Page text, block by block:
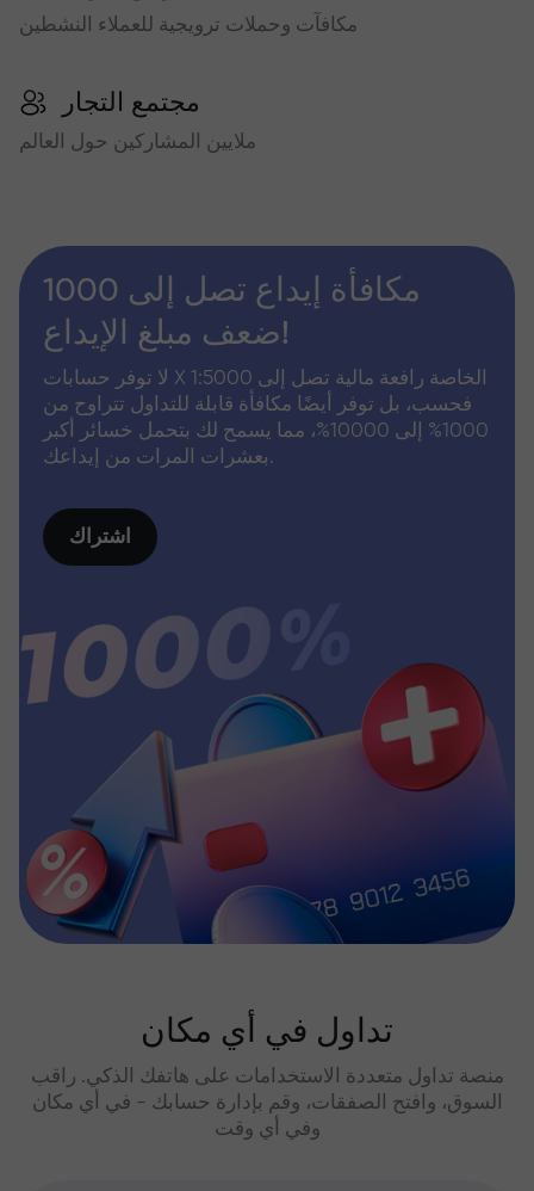
مكافآت وحملات ترويجية للعملاء النشطين
مجتمع التجار
ملايين المشاركين حول العالم
مكافأة إيداع تصل إلى 1000
ضعف مبلغ الإيداع!
لا توفر حسابات X الخاصة رافعة مالية تصل إلى 1:5000
فحسب، بل توفر أيضًا مكافأة قابلة للتداول تتراوح من
1000% إلى 10000%، مما يسمح لك بتحمل خسائر أكبر
بعشرات المرات من إيداعك.
اشتراك
تداول في أي مكان
منصة تداول متعددة الاستخدامات على هاتفك الذكي. راقب
السوق، وافتح الصفقات، وقم بإدارة حسابك - في أي مكان
وفي أي وقت